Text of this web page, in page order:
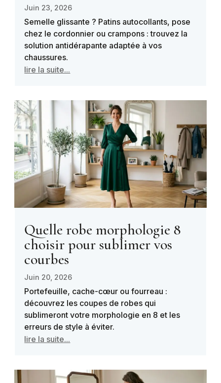
Juin 23, 2026
Semelle glissante ? Patins autocollants, pose
chez le cordonnier ou crampons : trouvez la
solution antidérapante adaptée à vos
chaussures.
lire la suite...
Quelle robe morphologie 8
choisir pour sublimer vos
courbes
Juin 20, 2026
Portefeuille, cache-cœur ou fourreau :
découvrez les coupes de robes qui
sublimeront votre morphologie en 8 et les
erreurs de style à éviter.
lire la suite...